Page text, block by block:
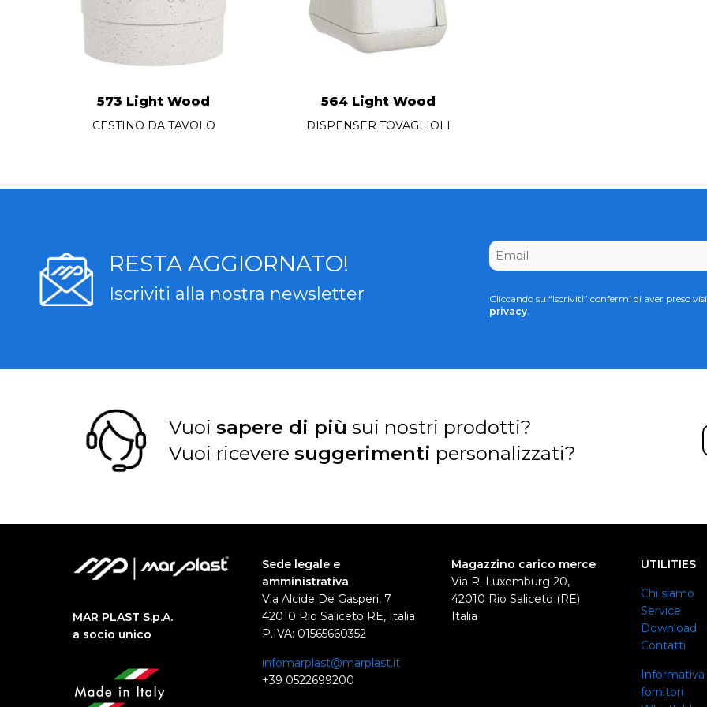
573 Light Wood
CESTINO DA TAVOLO
564 Light Wood
DISPENSER TOVAGLIOLI
RESTA AGGIORNATO!
Iscriviti alla nostra newsletter
CAPTCHA
Email
*
Cliccando su “Iscriviti” confermi di aver preso
privacy.
Vuoisapere di più sui nostri prodotti?
Vuoi riceveresuggerimenti personalizzati?
MAR PLAST S.p.A.
a socio unico
Sede legale e
amministrativa
Via Alcide De Gasperi, 7
42010 Rio Saliceto RE, Italia
P.IVA: 01565660352
infomarplast@marplast.it
+39 0522699200
Magazzino carico merce
Via R. Luxemburg 20,
42010 Rio Saliceto (RE)
Italia
UTILITIES
Chi siamo
Service
Download
Contatti
fornitori